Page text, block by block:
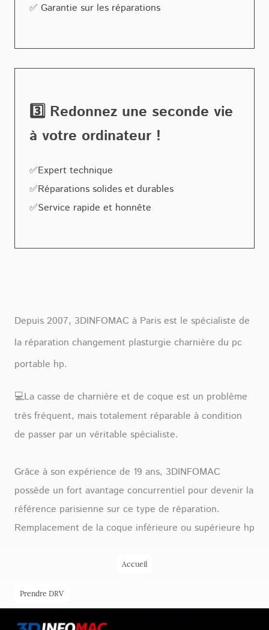
✅ Garantie sur les réparations
3️⃣ Redonnez une seconde vie
à votre ordinateur !
✅Expert technique
✅Réparations solides et durables
✅Service rapide et honnête
Depuis 2007, 3DINFOMAC à Paris est le spécialiste de
la réparation changement plasturgie charnière du pc
portable hp.
💻La casse de charnière et de coque est un problème
très fréquent, mais totalement réparable à condition
de passer par un véritable spécialiste.
Grâce à son expérience de 19 ans, 3DINFOMAC
possède un fort avantage concurrentiel pour devenir la
référence parisienne sur ce type de réparation.
Remplacement de la coque inférieure ou supérieure hp
Accueil
Prendre DRV